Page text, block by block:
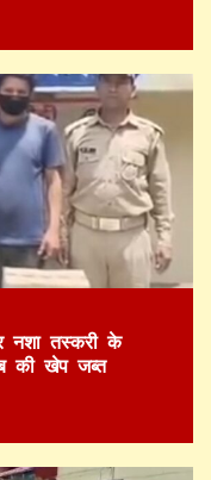
नशा तस्करी के
की खेप जब्त